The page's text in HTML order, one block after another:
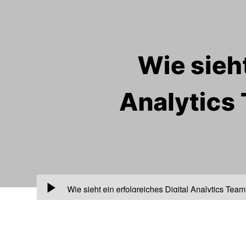
Wie
Analytics
00:00
Wie sieht ein erfolgreiches Digital Analytics